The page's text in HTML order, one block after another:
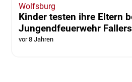
Wolfsburg
Kinder testen ihre Eltern
Jungendfeuerwehr
vor 8 Jahren